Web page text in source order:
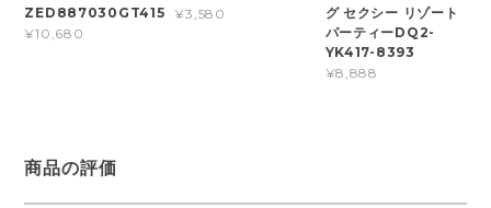
ZED887030GT415
¥10,680
¥3,580
グ セクシー リゾート
パーティーDQ2-
YK417-8393
¥8,888
商品の評価